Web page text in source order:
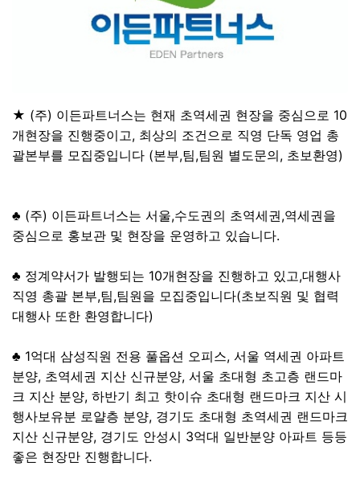
★ (주) 이든파트너스는 현재 초역세권 현장을 중심으로 10
개현장을 진행중이고, 최상의 조건으로 직영 단독 영업 총
괄본부를 모집중입니다 (본부,팀,팀원 별도문의, 초보환영)
♣ (주) 이든파트너스는 서울,수도권의 초역세권,역세권을
중심으로 홍보관 및 현장을 운영하고 있습니다.
♣ 정계약서가 발행되는 10개현장을 진행하고 있고,대행사
직영 총괄 본부,팀,팀원을 모집중입니다(초보직원 및 협력
대행사 또한 환영합니다)
♣ 1억대 삼성직원 전용 풀옵션 오피스, 서울 역세권 아파트
분양, 초역세권 지산 신규분양, 서울 초대형 초고층 랜드마
크 지산 분양, 하반기 최고 핫이슈 초대형 랜드마크 지산 시
행사보유분 로얄층 분양, 경기도 초대형 초역세권 랜드마크
지산 신규분양, 경기도 안성시 3억대 일반분양 아파트 등등
좋은 현장만 진행합니다.